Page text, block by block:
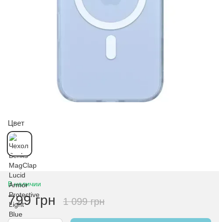
Цвет
В наличии
799 грн 1 099 грн